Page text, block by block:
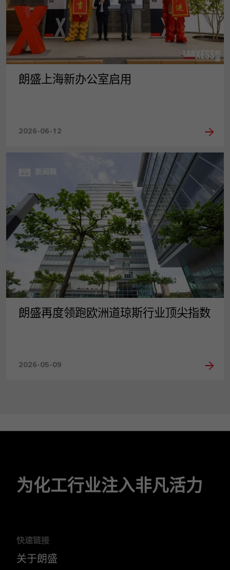
朗盛上海新办公室启用
2026-06-12
新闻稿
朗盛再度领跑欧洲道琼斯行业顶尖指数
2026-05-09
为化工行业注入非凡活力
快速链接
关于朗盛